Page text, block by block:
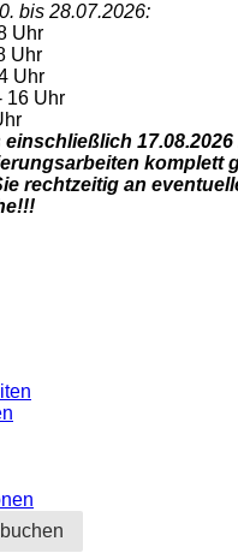
bis 28.07.2026:
Uhr
Uhr
Uhr
16 Uhr
einschließlich
komplett
rechtzeitig an